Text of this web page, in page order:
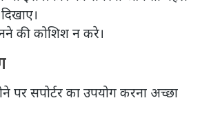
की कोशिश न करे।
पर सपोर्टर का उपयोग करना अच्छा